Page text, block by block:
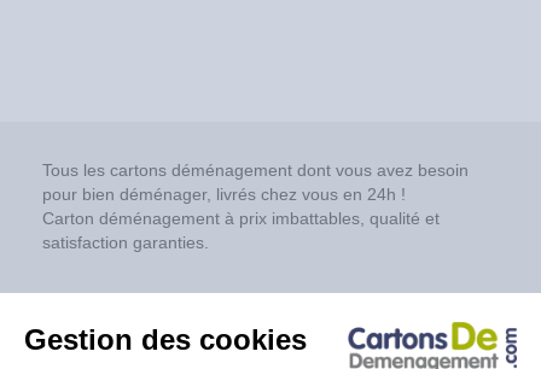
Tous les cartons déménagement dont vous avez besoin
pour bien déménager, livrés chez vous en 24h !
Carton déménagement à prix imbattables, qualité et
satisfaction garanties.
Réseaux sociaux